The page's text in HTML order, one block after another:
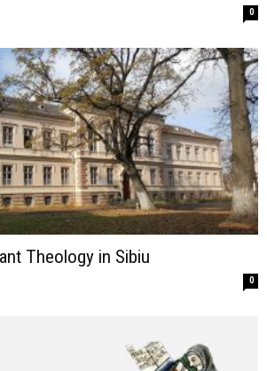
0
Theology in Sibiu
0